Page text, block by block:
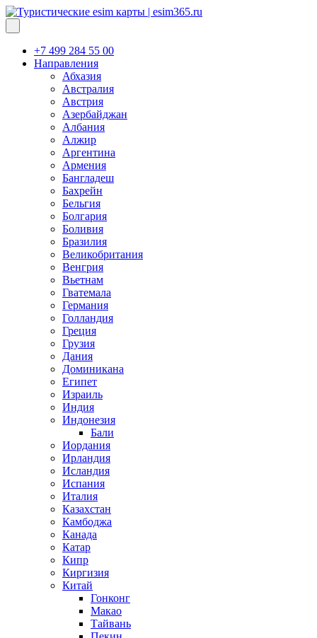
+7 499 284 55 00
Направления
Абхазия
Австралия
Австрия
Азербайджан
Албания
Алжир
Аргентина
Армения
Бангладеш
Бахрейн
Бельгия
Болгария
Боливия
Бразилия
Великобритания
Венгрия
Вьетнам
Гватемала
Германия
Голландия
Греция
Грузия
Дания
Доминикана
Египет
Израиль
Индия
Индонезия
Бали
Иордания
Ирландия
Исландия
Испания
Италия
Казахстан
Камбоджа
Канада
Катар
Кипр
Киргизия
Китай
Гонконг
Макао
Тайвань